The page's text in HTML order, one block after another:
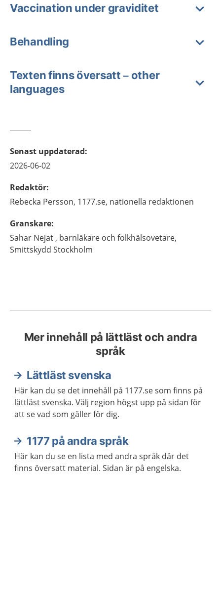
Vaccination under graviditet
Behandling
Texten finns översatt – other
languages
Senast uppdaterad:
2026-06-02
Redaktör:
Rebecka Persson, 1177.se, nationella redaktionen
Granskare:
Sahar Nejat , barnläkare och folkhälsovetare,
Smittskydd Stockholm
Mer innehåll på lättläst och andra
språk
Lättläst svenska
Här kan du se det innehåll på 1177.se som finns på
lättläst svenska. Välj region högst upp på sidan för
att se vad som gäller för dig.
1177 på andra språk
Här kan du se en lista med andra språk där det
finns översatt material. Sidan är på engelska.